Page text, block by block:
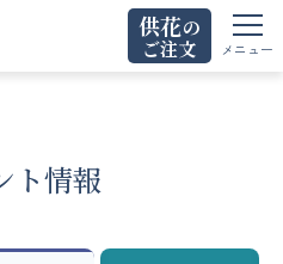
。玉泉院
供花の
ご注文
メニュー
ト情報